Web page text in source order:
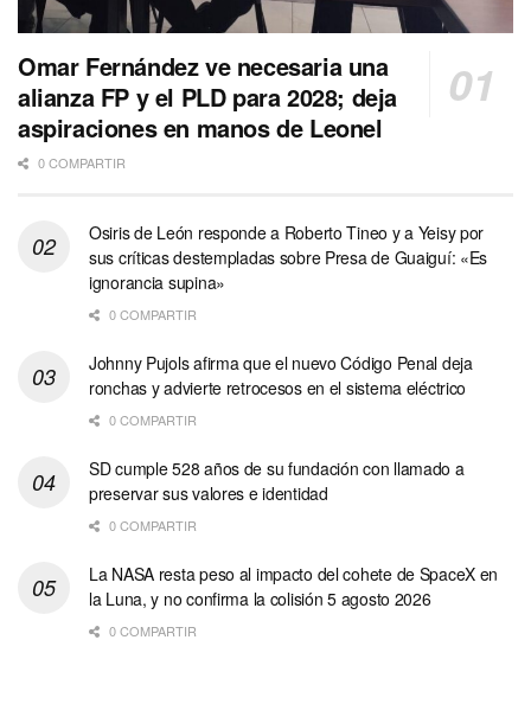
Omar Fernández ve necesaria una
alianza FP y el PLD para 2028; deja
aspiraciones en manos de Leonel
0 COMPARTIR
Osiris de León responde a Roberto Tineo y a Yeisy por
sus críticas destempladas sobre Presa de Guaiguí: «Es
ignorancia supina»
0 COMPARTIR
Johnny Pujols afirma que el nuevo Código Penal deja
ronchas y advierte retrocesos en el sistema eléctrico
0 COMPARTIR
SD cumple 528 años de su fundación con llamado a
preservar sus valores e identidad
0 COMPARTIR
La NASA resta peso al impacto del cohete de SpaceX en
la Luna, y no confirma la colisión 5 agosto 2026
0 COMPARTIR